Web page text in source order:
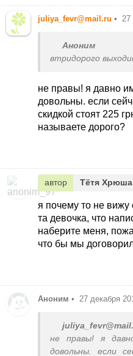
juliya_fevr@mail.ru • 27
Аноним
втридорого
не правы! я давно
довольны. если
скидкой стоят 225
называете дорого?
автор Тётя Хрюша
я почему то не вижу
та девочка, что
наберите меня,
что бы мы
Аноним • 27 декабря
не правы! я
довольны. если